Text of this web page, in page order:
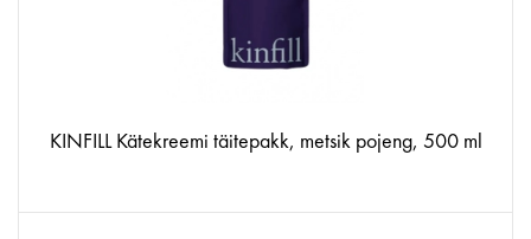
KINFILL Kätekreemi täitepakk, metsik pojeng, 500 ml